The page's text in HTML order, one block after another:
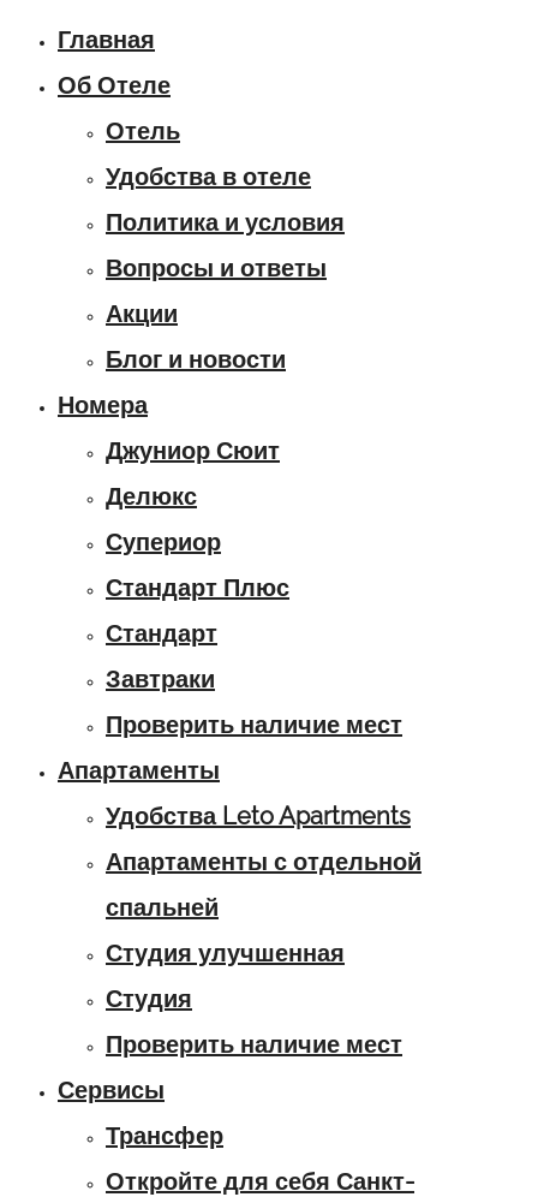
Главная
Об Отеле
Отель
Удобства в отеле
Политика и условия
Вопросы и ответы
Акции
Блог и новости
Номера
Джуниор Сюит
Делюкс
Супериор
Стандарт Плюс
Стандарт
Завтраки
Проверить наличие мест
Апартаменты
Удобства Leto Apartments
Апартаменты с отдельной
спальней
Студия улучшенная
Студия
Проверить наличие мест
Сервисы
Трансфер
Откройте для себя Санкт-